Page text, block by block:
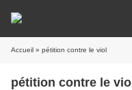
Accueil » pétition contre le viol
pétition contre le viol